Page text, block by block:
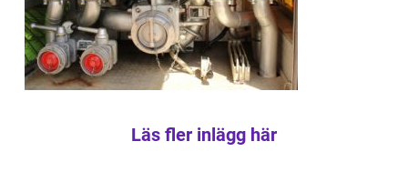
Läs fler inlägg här